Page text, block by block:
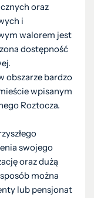
oraz
i
walorem jest
dostępność
obszarze bardzo
wpisanym
Roztocza.
swojego
oraz dużą
można
lub pensjonat